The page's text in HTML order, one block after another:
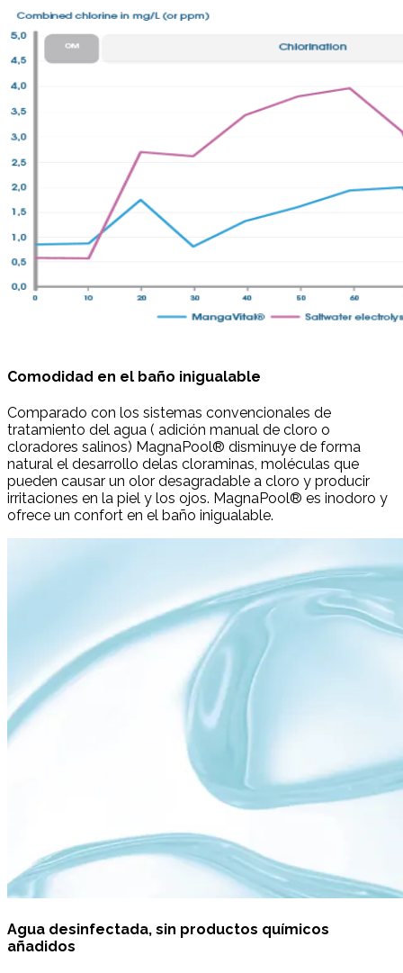
Comodidad en el baño inigualable
Comparado con los sistemas convencionales de
tratamiento del agua ( adición manual de cloro o
cloradores salinos) MagnaPool® disminuye de forma
natural el desarrollo delas cloraminas, moléculas que
pueden causar un olor desagradable a cloro y producir
irritaciones en la piel y los ojos. MagnaPool® es inodoro y
ofrece un confort en el baño inigualable.
Agua desinfectada, sin productos químicos
añadidos